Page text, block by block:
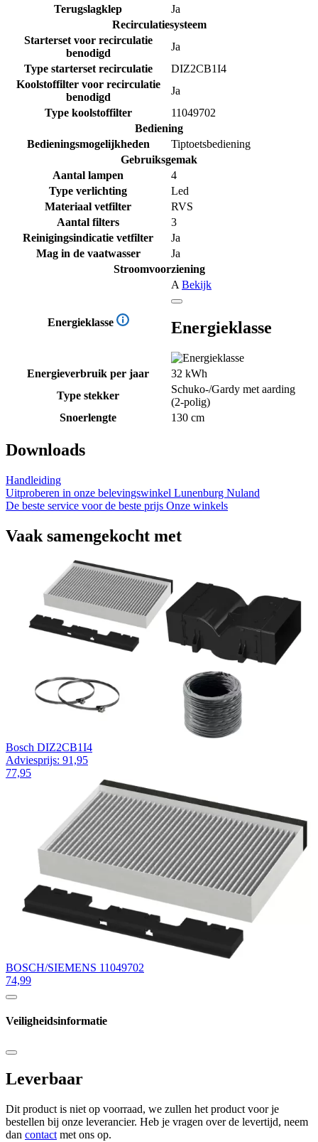
Terugslagklep
Ja
Recirculatiesysteem
Starterset voor recirculatie
benodigd
Ja
Type starterset recirculatie
DIZ2CB1I4
Koolstoffilter voor recirculatie
benodigd
Ja
Type koolstoffilter
11049702
Bediening
Bedieningsmogelijkheden
Tiptoetsbediening
Gebruiksgemak
Aantal lampen
4
Type verlichting
Led
Materiaal vetfilter
RVS
Aantal filters
3
Reinigingsindicatie vetfilter
Ja
Mag in de vaatwasser
Ja
Stroomvoorziening
Energieklasse
A Bekijk
Energieklasse
Energieverbruik per jaar
32 kWh
Type stekker
Schuko-/Gardy met aarding
(2-polig)
Snoerlengte
130 cm
Downloads
Handleiding
Uitproberen in onze belevingswinkel Lunenburg Nuland
De beste service voor de beste prijs Onze winkels
Vaak samengekocht met
Bosch DIZ2CB1I4
Adviesprijs: 91,95
77,95
BOSCH/SIEMENS 11049702
74,99
Veiligheidsinformatie
Leverbaar
Dit product is niet op voorraad, we zullen het product voor je
bestellen bij onze leverancier. Heb je vragen over de levertijd, neem
dan contact met ons op.